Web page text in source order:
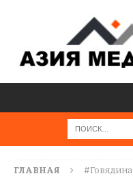
ГЛАВНАЯ #Говядина